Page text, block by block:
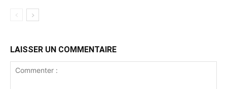
LAISSER UN COMMENTAIRE